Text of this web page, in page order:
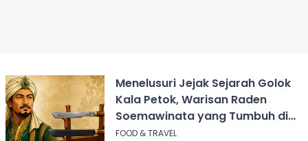
Menelusuri Jejak Sejarah Golok
Kala Petok, Warisan Raden
Soemawinata yang Tumbuh di
Sukabumi
FOOD & TRAVEL